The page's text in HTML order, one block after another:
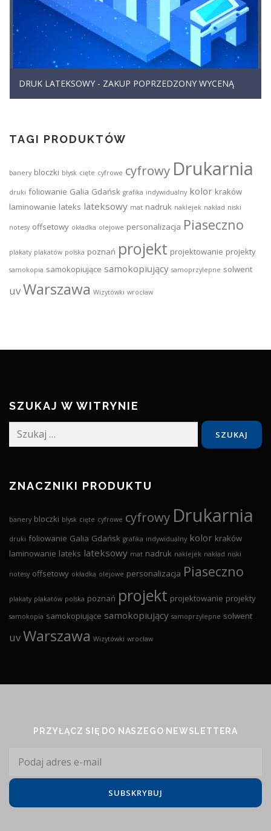
DRUK LATEKSOWY - ZAKUP POPRZEDZONY WYCENĄ
TAGI PRODUKTÓW
banery bloczki błysk cięte cyfrowe cyfrowy Drukarnia
druki foliowanie Galia Gdańsk grafika indywidualny kolor kraków
laminowanie lateks lateksowy mat nadruk naklejek nakład niski
notesy offsetowy okładka olejowe personalizacja Piaseczno
plakaty plakatów polska poznań projekt projektowanie projekty
samokopia samokopiujące samokopiujący samoprzylepne solwent
uvWarszawa Wizytówki wrocław
SZUKAJ W WITRYNIE
Szukaj:
ZNACZNIKI PRODUKTU
banery bloczki błysk cięte cyfrowe cyfrowy Drukarnia
druki foliowanie Galia Gdańsk grafika indywidualny kolor kraków
laminowanie lateks lateksowy mat nadruk naklejek nakład niski
notesy offsetowy okładka olejowe personalizacja Piaseczno
plakaty plakatów polska poznań projekt projektowanie projekty
samokopia samokopiujące samokopiujący samoprzylepne solwent
uvWarszawa Wizytówki wrocław
PRZYŁĄCZ SIĘ DO NASZEGO NEWSLETTERA